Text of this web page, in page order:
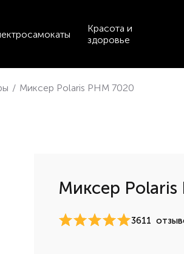
Красота и
здоровье
/ Миксер Polaris PHM 7020
Миксер Polaris
3611